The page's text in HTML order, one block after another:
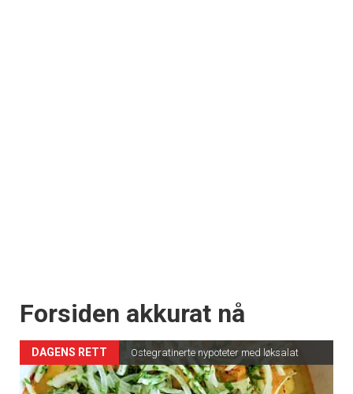
Forsiden akkurat nå
DAGENS RETT Ostegratinerte nypoteter med løksalat